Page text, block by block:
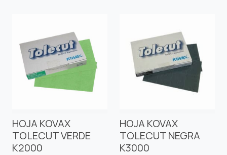
HOJA KOVAX
TOLECUT VERDE
K2000
HOJA KOVAX
TOLECUT NEGRA
K3000